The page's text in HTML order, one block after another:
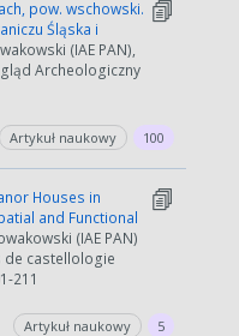
pow. wschowski.
Śląska i
(IAE PAN),
Archeologiczny
Artykuł naukowy 100
Houses in
and Functional
(IAE PAN)
de castellologie
211
Artykuł naukowy 5